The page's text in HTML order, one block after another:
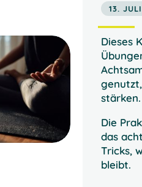
13.
Dieses
stärken.
Die
das
Tricks,
bleibt.